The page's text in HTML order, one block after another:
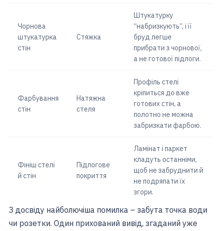
Чорнова
штукатурка
стін
Стяжка
Штукатурку
“набризкують”, і її
бруд легше
прибрати з чорнової,
а не готової підлоги.
Фарбування
стін
Натяжна
стеля
Профіль стелі
кріпиться до вже
готових стін, а
полотно не можна
забризкати фарбою.
Фініш стелі
й стін
Підлогове
покриття
Ламінат і паркет
кладуть останніми,
щоб не забруднити й
не подряпати їх
згори.
З досвіду найболючіша помилка – забута точка води
чи розетки. Один прихований вивід, згаданий уже